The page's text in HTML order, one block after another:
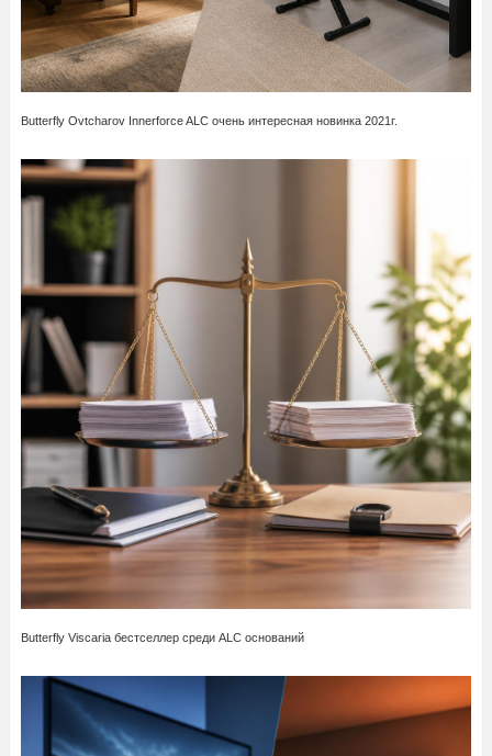
Butterfly Ovtcharov Innerforce ALC очень интересная новинка 2021г.
Butterfly Viscaria бестселлер среди ALC оснований